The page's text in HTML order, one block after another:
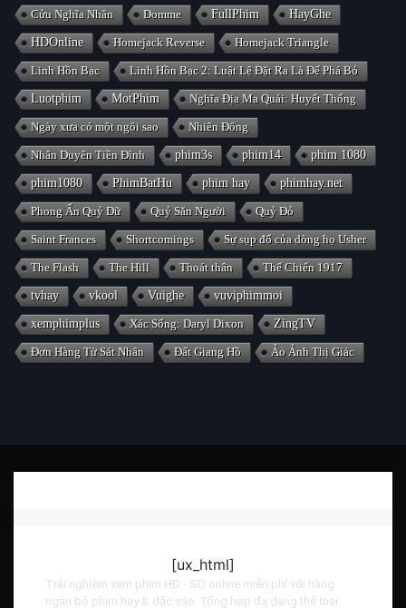
Cửu Nghĩa Nhân Domme FullPhim HayGhe
HDOnline Homejack Reverse Homejack Triangle
Linh Hồn Bạc Linh Hồn Bạc 2: Luật Lệ Đặt Ra Là Để Phá Bỏ
Luotphim MotPhim Nghĩa Địa Ma Quái: Huyết Thống
Ngày xưa có một ngôi sao Nhiên Đông
Nhân Duyên Tiền Đình phim3s phim14 phim 1080
phim1080 PhimBatHu phim hay phimhay.net
Phong Ấn Quỷ Dữ Quỷ Săn Người Quỷ Đỏ
Saint Frances Shortcomings Sự sụp đổ của dòng họ Usher
The Flash The Hill Thoát thân Thế Chiến 1917
tvhay vkool Vuighe vuviphimmoi
xemphimplus Xác Sống: Daryl Dixon ZingTV
Đơn Hàng Từ Sát Nhân Đất Giang Hồ Ảo Ảnh Thị Giác